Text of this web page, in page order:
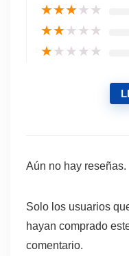
★★★★★
★★★★★
★★★★★
Aún no hay reseñas.
Solo los usuarios
hayan comprado
comentario.